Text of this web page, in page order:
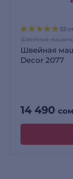
53
Швейные
Швейная
Decor 2077
14 490 сом